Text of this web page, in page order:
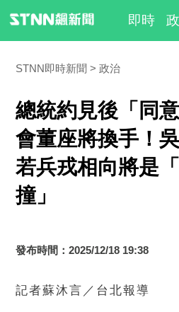
即時
STNN即時新聞 政治
總統約見後「同
會董座將換手！
若兵戎相向將是
撞」
發布時間：2025/12/18 19:38
記者蘇沐言／台北報導